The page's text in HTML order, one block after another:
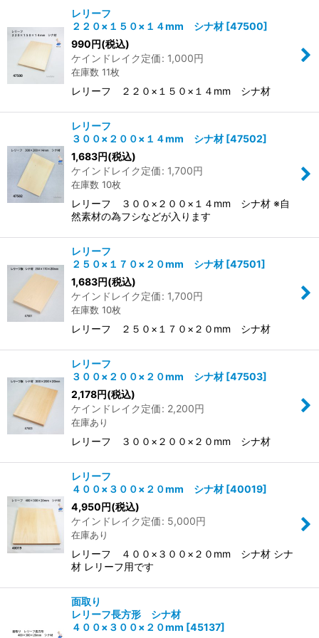
レリーフ
２２０×１５０×１４mm シナ材 [47500]
990円(税込)
ケインドレイク定価: 1,000円
在庫数 11枚
レリーフ ２２０×１５０×１４mm シナ材
レリーフ
３００×２００×１４mm シナ材 [47502]
1,683円(税込)
ケインドレイク定価: 1,700円
在庫数 10枚
レリーフ ３００×２００×１４mm シナ材 ※自
然素材の為フシなどが入ります
レリーフ
２５０×１７０×２０mm シナ材 [47501]
1,683円(税込)
ケインドレイク定価: 1,700円
在庫数 10枚
レリーフ ２５０×１７０×２０mm シナ材
レリーフ
３００×２００×２０mm シナ材 [47503]
2,178円(税込)
ケインドレイク定価: 2,200円
在庫あり
レリーフ ３００×２００×２０mm シナ材
レリーフ
４００×３００×２０mm シナ材 [40019]
4,950円(税込)
ケインドレイク定価: 5,000円
在庫あり
レリーフ ４００×３００×２０mm シナ材 シナ
材 レリーフ用です
面取り
レリーフ長方形 シナ材
４００×３００×２０mm [45137]